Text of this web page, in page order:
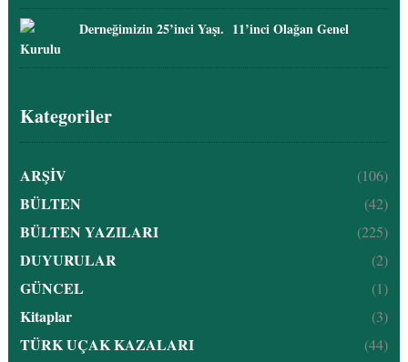
Derneğimizin 25’inci Yaşı. 11’inci Olağan Genel
Kurulu
Kategoriler
ARŞİV (106)
BÜLTEN (42)
BÜLTEN YAZILARI (225)
DUYURULAR (2)
GÜNCEL (1)
Kitaplar (3)
TÜRK UÇAK KAZALARI (44)